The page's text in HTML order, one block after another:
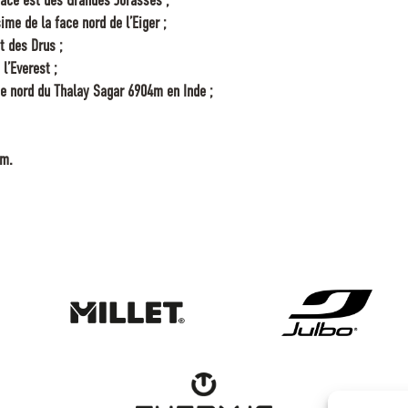
de la face nord de l’Eiger ;
des Drus ;
;
du Thalay Sagar 6904m en Inde ;